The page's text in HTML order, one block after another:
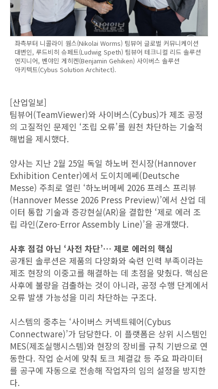
좌측부터 니콜라이 웜스(Nikolai Worms) 팀뷰어 글로벌 커뮤니케이션
대변인, 루드비히 슈페트(Ludwig Speth) 팀뷰어 테크니컬 리드 솔루션
엔지니어, 벤야민 게히켄(Benjamin Gehiken) 사이버스 솔루션
아키텍트(Cybus Solution Architect).
[산업일보]
팀뷰어(TeamViewer)와 사이버스(Cybus)가 제조 공정
의 고질적인 문제인 ‘조립 오류’를 원천 차단하는 기술적
해법을 제시했다.
양사는 지난 2월 25일 독일 하노버 전시장(Hannover
Exhibition Center)에서 도이치메쎄(Deutsche
Messe) 주최로 열린 ‘하노버메쎄 2026 프레스 프리뷰
(Hannover Messe 2026 Press Preview)’에서 산업 데
이터 통합 기술과 증강현실(AR)을 결합한 ‘제로 에러 조
립 라인(Zero-Error Assembly Line)’을 공개했다.
사후 점검 아닌 ‘사전 차단’… 제로 에러의 핵심
공개된 솔루션은 제품의 다양화와 숙련 인력 부족이라는
제조 현장의 이중고를 해결하는 데 초점을 맞췄다. 핵심은
사후에 불량을 검출하는 것이 아니라, 공정 수행 단계에서
오류 발생 가능성을 미리 차단하는 구조다.
시스템의 중추는 ‘사이버스 커넥트웨어(Cybus
Connectware)’가 담당한다. 이 플랫폼은 상위 시스템인
MES(제조실행시스템)와 현장의 장비를 규칙 기반으로 연
동한다. 작업 순서에 맞춰 토크 체결값 등 주요 파라미터
를 공구에 자동으로 전송해 작업자의 임의 설정을 방지한
다.